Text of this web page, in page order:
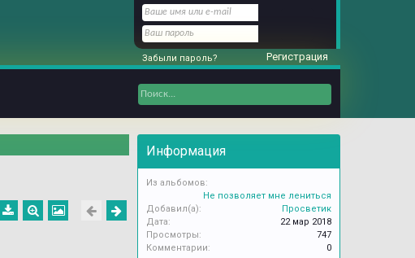
Информация
Из альбомов:
Не позволяет мне лениться
Добавил(а):
Просветик
Дата:
22 мар 2018
Просмотры:
747
Комментарии:
0
Забыли пароль? Регистрация